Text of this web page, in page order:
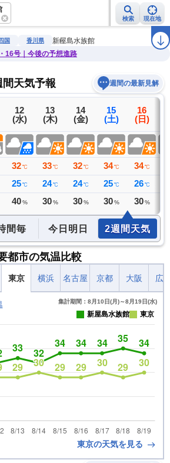
検索 現在地
地震情報 警報・注意報 ラ
四国 香川県
新屋島水族館
16号｜今後の予想進路
天気予報 週間の最新見解
12
(水)
32 ℃
25 ℃
40 %
13
(木)
33 ℃
24 ℃
30 %
14
(金)
32 ℃
24 ℃
30 %
15
(土)
34 ℃
25 ℃
30 %
16
(日)
34 ℃
26 ℃
30 %
間毎 今日明日 2週間天気
都市の気温比較
東京 横浜 名古屋 京都 大阪 広
集計期間：8月10日(月)～8月19日(水)
新屋島水族館 東京
東京の天気を見る